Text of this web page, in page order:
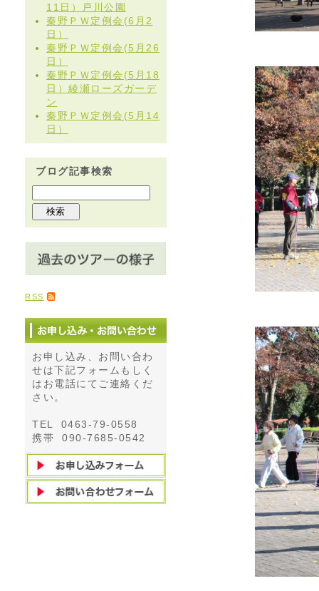
11日）戸川公園
秦野ＰＷ定例会(6月2
日）
秦野ＰＷ定例会(5月26
日）
秦野ＰＷ定例会(5月18
日）綾瀬ローズガーデ
ン
秦野ＰＷ定例会(5月14
日）
ブログ記事検索
RSS
お申し込み、お問い合わ
せは下記フォームもしく
はお電話にてご連絡くだ
さい。
TEL 0463-79-0558
携帯 090-7685-0542